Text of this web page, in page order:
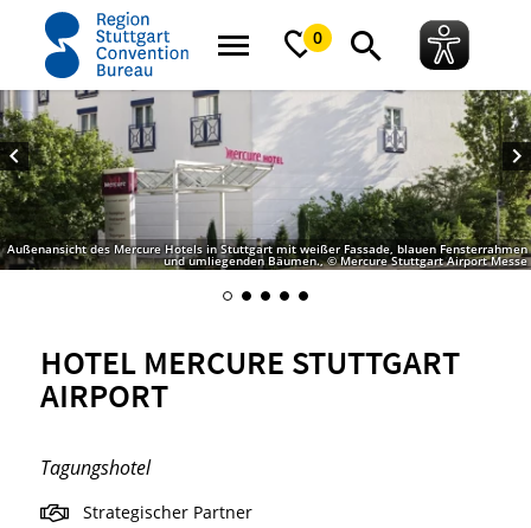
0
Startseite Hotel Mercure Stuttgart Airport
Außenansicht des Mercure Hotels in Stuttgart mit weißer Fassade, blauen Fensterrahmen
und umliegenden Bäumen., © Mercure Stuttgart Airport Messe
HOTEL MERCURE STUTTGART
AIRPORT
Tagungshotel
Strategischer Partner